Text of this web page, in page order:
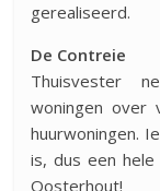
gerealiseerd.
De Contreie
Thuisvester
woningen over
huurwoningen.
is, dus een
Oosterhout!